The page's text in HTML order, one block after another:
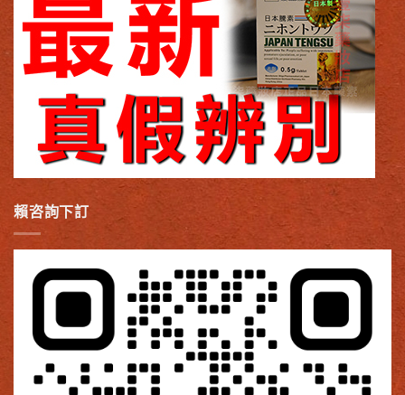
賴咨詢下訂